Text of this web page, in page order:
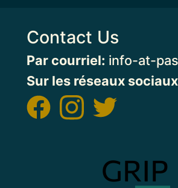
Contact Us
Par courriel: info-at-
Sur les réseaux